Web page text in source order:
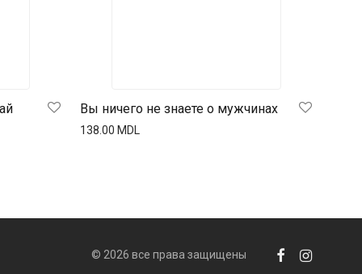
Вы ничего не знаете о мужчинах
138.00 MDL
© 2026 все права защищены